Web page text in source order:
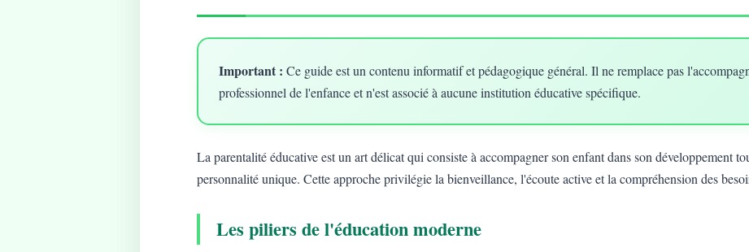
Important : Ce guide est un contenu informatif et pédagogique général. Il ne remplace pas
professionnel de l'enfance et n'est associé à aucune institution éducative spécifique.
La parentalité éducative est un art délicat qui consiste à accompagner son enfant dans son développement
personnalité unique. Cette approche privilégie la bienveillance, l'écoute active et la compréhension des
Les piliers de l'éducation moderne